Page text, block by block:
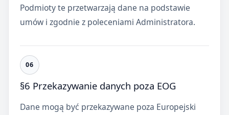
Podmioty te przetwarzają dane na podstawie
umów i zgodnie z poleceniami Administratora.
§6 Przekazywanie danych poza EOG
Dane mogą być przekazywane poza Europejski